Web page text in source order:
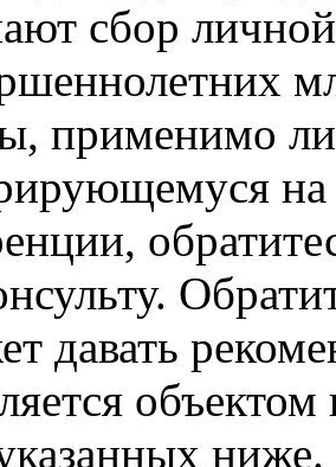
сбор
применимо
давать
ниже.